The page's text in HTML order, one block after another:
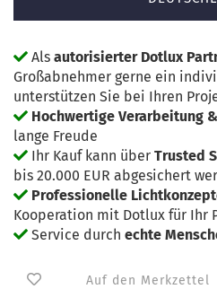
Als autorisierter Dotlux
Großabnehmer gerne ein
unterstützen Sie bei Ihren
Hochwertige Verarbeitung
lange Freude
Ihr Kauf kann über Trusted
bis 20.000 EUR abgesichert
Professionelle
Kooperation mit Dotlux für Ihr
Service durch echte
Auf den Merkzettel